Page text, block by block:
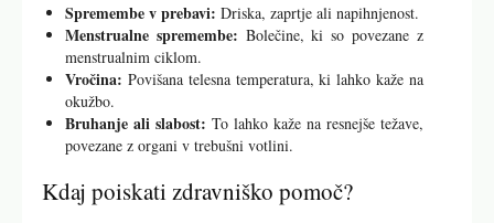
Spremembe v prebavi: Driska, zaprtje ali napihnjenost.
Menstrualne spremembe: Bolečine, ki so povezane z
menstrualnim ciklom.
Vročina: Povišana telesna temperatura, ki lahko kaže na
okužbo.
Bruhanje ali slabost: To lahko kaže na resnejše težave,
povezane z organi v trebušni votlini.
Kdaj poiskati zdravniško pomoč?